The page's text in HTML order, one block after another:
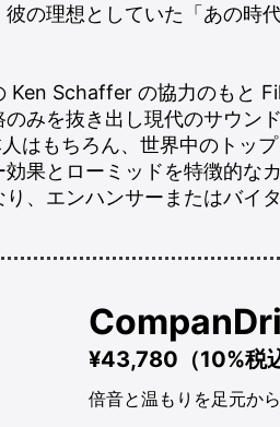
の理想としていた「あの時
Ken Schaffer の協力のもと
みを抜き出し現代のサウン
はもちろん、世界中のトッ
果とローミッドを特徴的な
、エンハンサーまたはバイ
¥43,780（10%税
倍音と温もりを足元から